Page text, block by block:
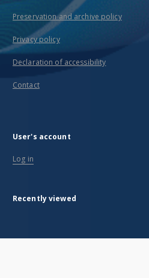
Preservation and archive policy
Privacy policy
Declaration of accessibility
Contact
User's account
Log in
Recently viewed